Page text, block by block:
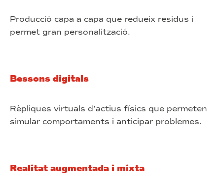
Producció capa a capa que redueix residus i
permet gran personalització.
Bessons digitals
Rèpliques virtuals d’actius físics que permeten
simular comportaments i anticipar problemes.
Realitat augmentada i mixta